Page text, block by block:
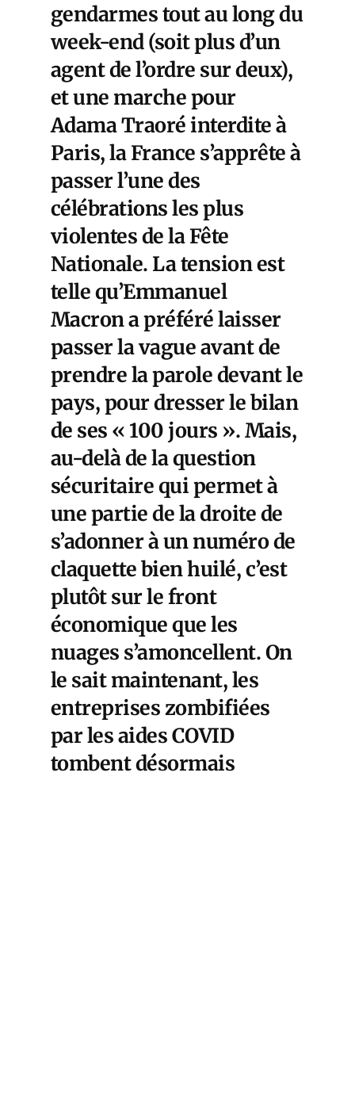
gendarmes tout au long du
week-end (soit plus d’un
agent de l’ordre sur deux),
et une marche pour
Adama Traoré interdite à
Paris, la France s’apprête à
passer l’une des
célébrations les plus
violentes de la Fête
Nationale. La tension est
telle qu’Emmanuel
Macron a préféré laisser
passer la vague avant de
prendre la parole devant le
pays, pour dresser le bilan
de ses « 100 jours ». Mais,
au-delà de la question
sécuritaire qui permet à
une partie de la droite de
s’adonner à un numéro de
claquette bien huilé, c’est
plutôt sur le front
économique que les
nuages s’amoncellent. On
le sait maintenant, les
entreprises zombifiées
par les aides COVID
tombent désormais